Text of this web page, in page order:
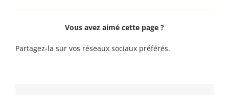
Vous avez aimé cette page ?
Partagez-la sur vos réseaux sociaux préférés.